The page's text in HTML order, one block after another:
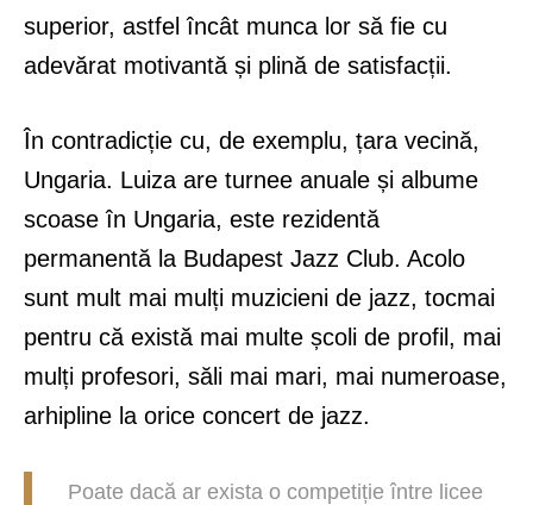
superior, astfel încât munca lor să fie cu
adevărat motivantă și plină de satisfacții.
În contradicție cu, de exemplu, țara vecină,
Ungaria. Luiza are turnee anuale și albume
scoase în Ungaria, este rezidentă
permanentă la Budapest Jazz Club. Acolo
sunt mult mai mulți muzicieni de jazz, tocmai
pentru că există mai multe școli de profil, mai
mulți profesori, săli mai mari, mai numeroase,
arhipline la orice concert de jazz.
Poate dacă ar exista o competiție între licee